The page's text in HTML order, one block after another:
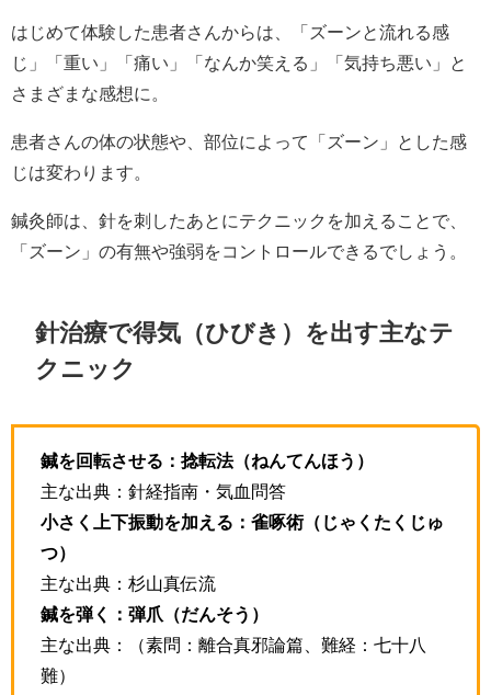
はじめて体験した患者さんからは、「ズーンと流れる感
じ」「重い」「痛い」「なんか笑える」「気持ち悪い」と
さまざまな感想に。
患者さんの体の状態や、部位によって「ズーン」とした感
じは変わります。
鍼灸師は、針を刺したあとにテクニックを加えることで、
「ズーン」の有無や強弱をコントロールできるでしょう。
針治療で得気（ひびき）を出す主なテ
クニック
鍼を回転させる：捻転法（ねんてんほう）
主な出典：針経指南・気血問答
小さく上下振動を加える：雀啄術（じゃくたくじゅ
つ）
主な出典：杉山真伝流
鍼を弾く：弾爪（だんそう）
主な出典：（素問：離合真邪論篇、難経：七十八
難）